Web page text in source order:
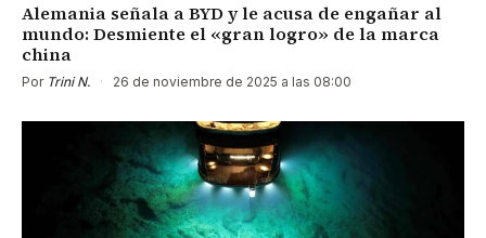
Alemania señala a BYD y le acusa de engañar al
mundo: Desmiente el «gran logro» de la marca
china
Por Trini N. · 26 de noviembre de 2025 a las 08:00